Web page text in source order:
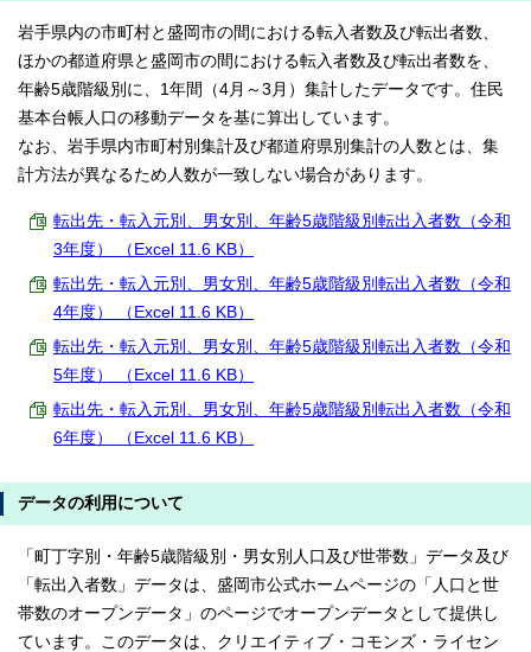
岩手県内の市町村と盛岡市の間における転入者数及び転出者数、
ほかの都道府県と盛岡市の間における転入者数及び転出者数を、
年齢5歳階級別に、1年間（4月～3月）集計したデータです。住民
基本台帳人口の移動データを基に算出しています。
なお、岩手県内市町村別集計及び都道府県別集計の人数とは、集
計方法が異なるため人数が一致しない場合があります。
転出先・転入元別、男女別、年齢5歳階級別転出入者数（令和
3年度） （Excel 11.6 KB）
転出先・転入元別、男女別、年齢5歳階級別転出入者数（令和
4年度） （Excel 11.6 KB）
転出先・転入元別、男女別、年齢5歳階級別転出入者数（令和
5年度） （Excel 11.6 KB）
転出先・転入元別、男女別、年齢5歳階級別転出入者数（令和
6年度） （Excel 11.6 KB）
データの利用について
「町丁字別・年齢5歳階級別・男女別人口及び世帯数」データ及び
「転出入者数」データは、盛岡市公式ホームページの「人口と世
帯数のオープンデータ」のページでオープンデータとして提供し
ています。このデータは、クリエイティブ・コモンズ・ライセン